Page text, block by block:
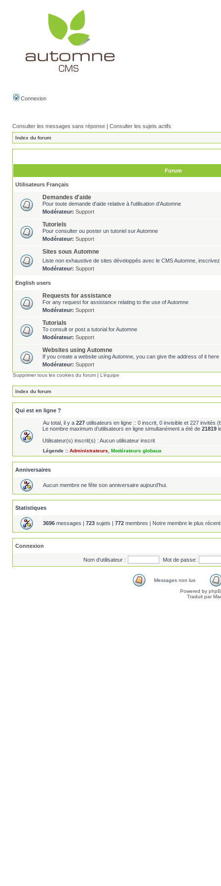
Connexion
Consulter les messages sans réponse | Consulter les sujets actifs
Index du forum
Forum
Utilisateurs Français
Demandes d'aide
Pour toute demande d'aide relative à l'utilisation d'Automne
Modérateur: Support
Tutoriels
Pour consulter ou poster un tutoriel sur Automne
Modérateur: Support
Sites sous Automne
Liste non exhaustive de sites développés avec le CMS Automne,
Modérateur: Support
English users
Requests for assistance
For any request for assistance relating to the use of Automne
Modérateur: Support
Tutorials
To consult or post a tutorial for Automne
Modérateur: Support
Websites using Automne
If you create a website using Automne, you can give the address of it here
Modérateur: Support
Supprimer tous les cookies du forum | L’équipe
Index du forum
Qui est en ligne ?
Au total, il y a 227 utilisateurs en ligne :: 0 inscrit, 0 invisible et 227 invités
Le nombre maximum d’utilisateurs en ligne simultanément a été de 21819
Utilisateur(s) inscrit(s) : Aucun utilisateur inscrit
Légende :: Administrateurs Modérateurs globaux
Anniversaires
Aucun membre ne fête son anniversaire aujourd’hui.
Statistiques
3696 messages | 723 sujets | 772 membres | Notre membre le plus
Connexion
Nom d’utilisateur : Mot de passe:
Messages non lus
Powered by
Traduit par